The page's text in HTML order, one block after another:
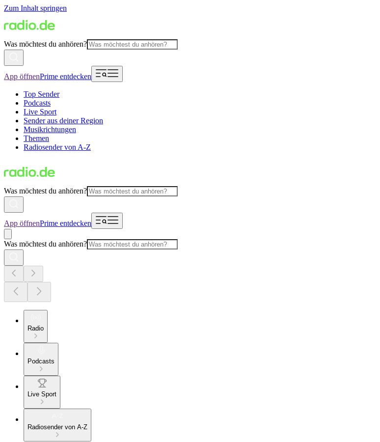
Zum Inhalt springen
Was möchtest du anhören?
App öffnenPrime entdecken
Top Sender
Podcasts
Live Sport
Sender aus deiner Region
Musikrichtungen
Themen
Radiosender von A-Z
Was möchtest du anhören?
App öffnenPrime entdecken
Was möchtest du anhören?
Radio
Podcasts
Live Sport
Radiosender von A-Z